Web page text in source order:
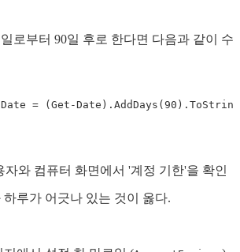
로부터 90일 후로 한다면 다음과 같이 수
= ( Get-Date ) . AddDays ( 90 ) . ToString
자와 컴퓨터 화면에서 '계정 기한'을 확인
루가 어긋나 있는 것이 옳다.